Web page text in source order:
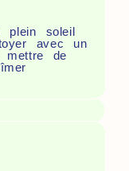
plein soleil
avec un
mettre de